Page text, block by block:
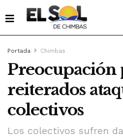
Portada Chimbas
Preocupación
reiterados
colectivos
Los colectivos sufren